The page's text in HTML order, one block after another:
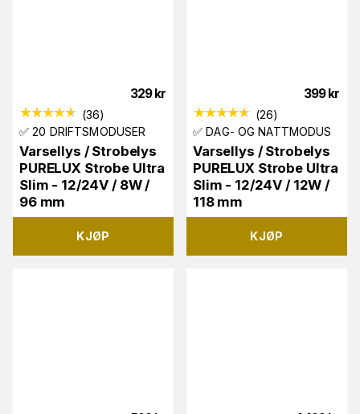
329 kr
(36)
✅ 20 DRIFTSMODUSER
Varsellys / Strobelys
PURELUX Strobe Ultra
Slim - 12/24V / 8W /
96 mm
KJØP
399 kr
(26)
✅ DAG- OG NATTMODUS
Varsellys / Strobelys
PURELUX Strobe Ultra
Slim - 12/24V / 12W /
118 mm
KJØP